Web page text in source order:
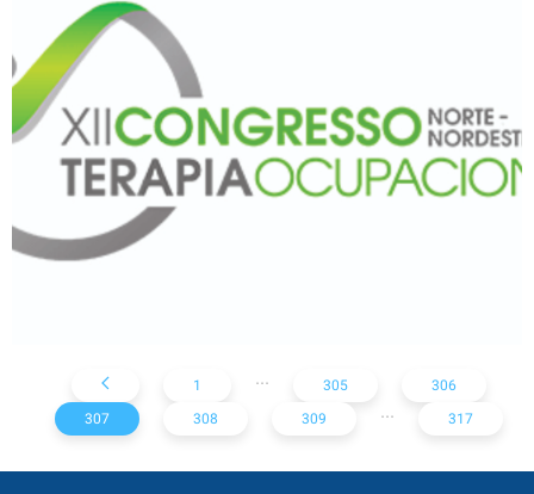
XII Congresso Norte-
Nordeste de Terapia
Ocupacional – CONNTO
1 ... 305
306
307
308 309 ... 317